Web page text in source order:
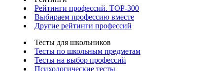
Рейтинги профессий. TOP-300
Выбираем профессию вместе
Другие рейтинги профессий
Тесты для школьников
Тесты по школьным предметам
Тесты на выбор профессий
Психологические тесты